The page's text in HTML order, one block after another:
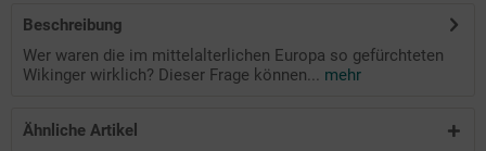
Beschreibung
Wer waren die im mittelalterlichen Europa so gefürchteten
Wikinger wirklich? Dieser Frage können... mehr
Ähnliche Artikel